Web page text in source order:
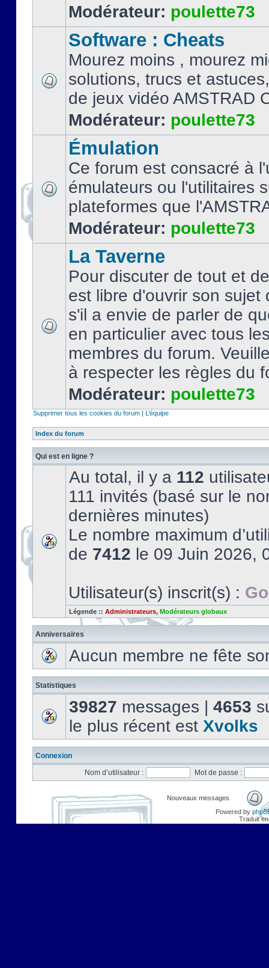
Modérateur: poulette73
Software : Cheats
Mourez moins , mourez
solutions, trucs et
de jeux vidéo AMSTRAD
Modérateur: poulette73
Émulation
Ce forum est consacré à
émulateurs ou l'utilitaires
plateformes que
Modérateur: poulette73
La Taverne
Pour discuter de tout et
est libre d'ouvrir son sujet
s'il a envie de parler de
en particulier avec tous
membres du forum.
à respecter les règles du
Modérateur: poulette73
Supprimer tous les cookies du forum | L’équipe
Index du forum
Qui est en ligne ?
Au total, il y a 112
111 invités (basé sur le
dernières minutes)
Le nombre maximum
de 7412 le 09 Juin 2026,
Utilisateur(s) inscrit(s) :
Légende :: Administrateurs, Modérateurs globaux
Anniversaires
Aucun membre ne fête
Statistiques
39827 messages | 4653
le plus récent est Xvolks
Connexion
Nom d’utilisateur :
Mot de passe :
Nouveaux messages
Powered by
Traduit